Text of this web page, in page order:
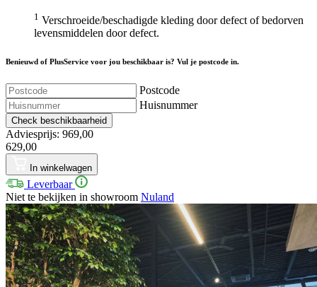
1 Verschroeide/beschadigde kleding door defect of bedorven
levensmiddelen door defect.
Benieuwd of PlusService voor jou beschikbaar is? Vul je postcode in.
Postcode
Huisnummer
Check beschikbaarheid
Adviesprijs: 969,00
629,00
In winkelwagen
Leverbaar
Niet te bekijken in showroom Nuland